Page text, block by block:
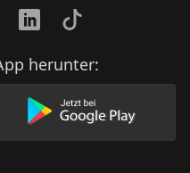
LinkedInTikTok
herunter:
im AppStore herunter
Lade unsere